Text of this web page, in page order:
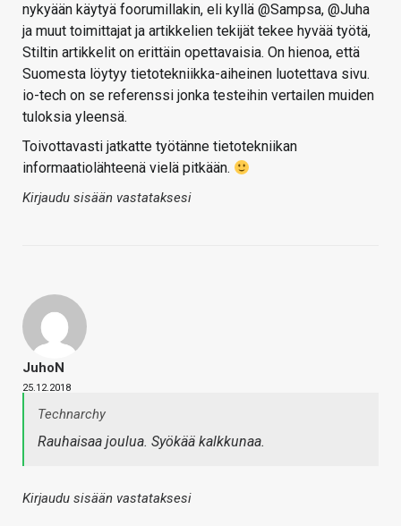
nykyään käytyä foorumillakin, eli kyllä @Sampsa, @Juha
ja muut toimittajat ja artikkelien tekijät tekee hyvää työtä,
Stiltin artikkelit on erittäin opettavaisia. On hienoa, että
Suomesta löytyy tietotekniikka-aiheinen luotettava sivu.
io-tech on se referenssi jonka testeihin vertailen muiden
tuloksia yleensä.
Toivottavasti jatkatte työtänne tietotekniikan
informaatiolähteenä vielä pitkään.
Kirjaudu sisään vastataksesi
JuhoN
25.12.2018
Technarchy
Rauhaisaa joulua. Syökää kalkkunaa.
Kirjaudu sisään vastataksesi